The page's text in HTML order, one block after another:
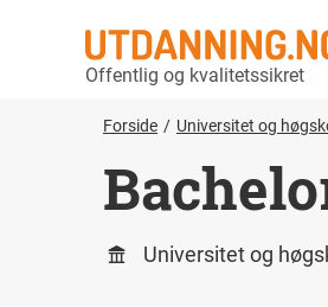
Offentlig og kvalitetssikret
Forside Universitet og
Universitet og